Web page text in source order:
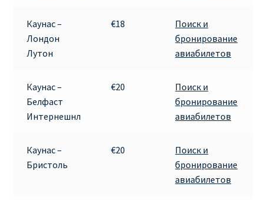
Каунас –
Лондон
Лутон
€18
Поиск и
бронирование
авиабилетов
Каунас –
Белфаст
Интернешнл
€20
Поиск и
бронирование
авиабилетов
Каунас –
Бристоль
€20
Поиск и
бронирование
авиабилетов